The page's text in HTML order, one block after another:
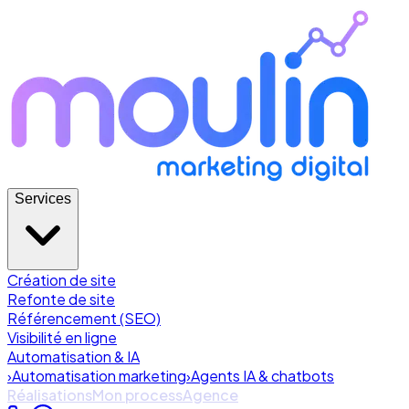
Services
Création de site
Refonte de site
Référencement (SEO)
Visibilité en ligne
Automatisation & IA
›Automatisation marketing›Agents IA & chatbots
RéalisationsMon processAgence